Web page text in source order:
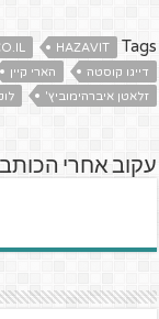
Tags
HAZAVIT
דייגו קוסטה
הארי קיין
זלאטן איברהימוביץ'
עקוב אחרי הכותב